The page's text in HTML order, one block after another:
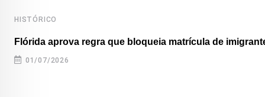
HISTÓRICO
Flórida aprova regra que bloqueia matrícula de
01/07/2026